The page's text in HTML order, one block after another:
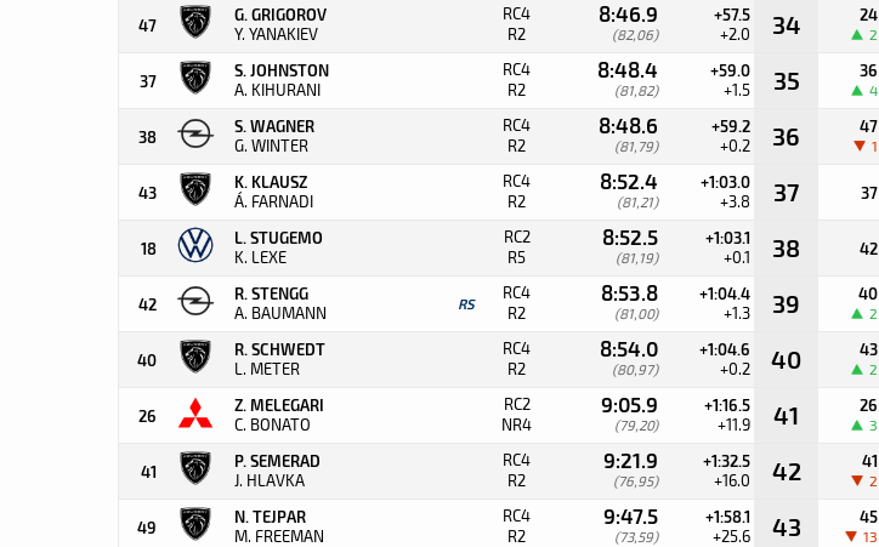
47
G. GRIGOROV
Y. YANAKIEV
RC4
R2
8:46.9
(82,06)
+57.5
+2.0 34 24
2
37
S. JOHNSTON
A. KIHURANI
RC4
R2
8:48.4
(81,82)
+59.0
+1.5 35 36
4
38
S. WAGNER
G. WINTER
RC4
R2
8:48.6
(81,79)
+59.2
+0.2 36 47
1
43
K. KLAUSZ
Á. FARNADI
RC4
R2
8:52.4
(81,21)
+1:03.0
+3.8 37 37
18
L. STUGEMO
K. LEXE
RC2
R5
8:52.5
(81,19)
+1:03.1
+0.1 38 42
42
R. STENGG
A. BAUMANN RS
RC4
R2
8:53.8
(81,00)
+1:04.4
+1.3 39 40
2
40
R. SCHWEDT
L. METER
RC4
R2
8:54.0
(80,97)
+1:04.6
+0.2 40 43
2
26
Z. MELEGARI
C. BONATO
RC2
NR4
9:05.9
(79,20)
+1:16.5
+11.9 41 26
3
41
P. SEMERAD
J. HLAVKA
RC4
R2
9:21.9
(76,95)
+1:32.5
+16.0 42 41
2
49
N. TEJPAR
M. FREEMAN
RC4
R2
9:47.5
(73,59)
+1:58.1
+25.6 43 45
13